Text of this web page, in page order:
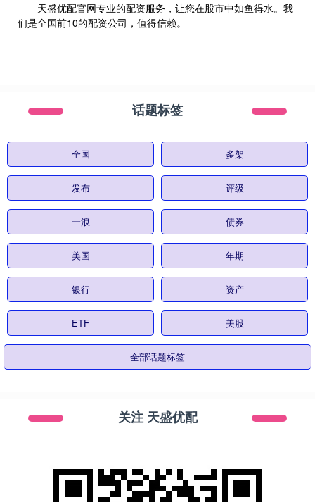
天盛优配官网专业的配资服务，让您在股市中如鱼得水。我
们是全国前10的配资公司，值得信赖。
话题标签
全国 多架
发布 评级
一浪 债券
美国 年期
银行 资产
ETF 美股
全部话题标签
关注 天盛优配